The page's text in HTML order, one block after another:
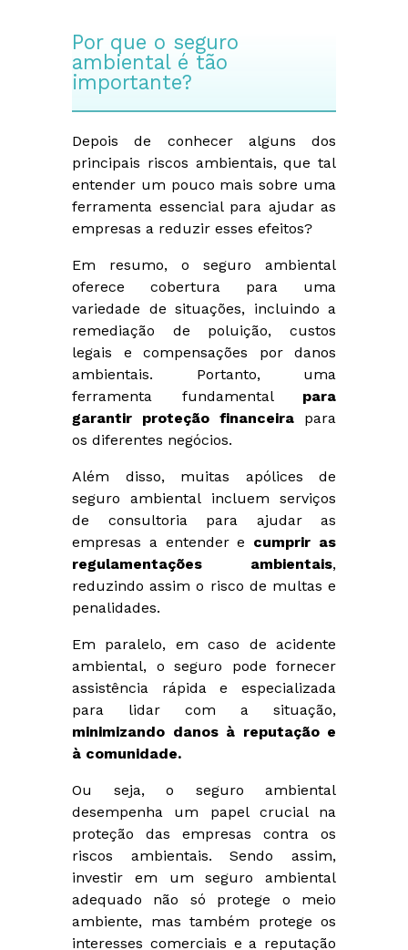
Por que o seguro
ambiental é tão
importante?
Depois de conhecer alguns dos
principais riscos ambientais, que tal
entender um pouco mais sobre uma
ferramenta essencial para ajudar as
empresas a reduzir esses efeitos?
Em resumo, o seguro ambiental
oferece cobertura para uma
variedade de situações, incluindo a
remediação de poluição, custos
legais e compensações por danos
ambientais. Portanto, uma
ferramenta fundamental para
garantir proteção financeira para
os diferentes negócios.
Além disso, muitas apólices de
seguro ambiental incluem serviços
de consultoria para ajudar as
empresas a entender e cumprir as
regulamentações ambientais,
reduzindo assim o risco de multas e
penalidades.
Em paralelo, em caso de acidente
ambiental, o seguro pode fornecer
assistência rápida e especializada
para lidar com a situação,
minimizando danos à reputação e
à comunidade.
Ou seja, o seguro ambiental
desempenha um papel crucial na
proteção das empresas contra os
riscos ambientais. Sendo assim,
investir em um seguro ambiental
adequado não só protege o meio
ambiente, mas também protege os
interesses comerciais e a reputação